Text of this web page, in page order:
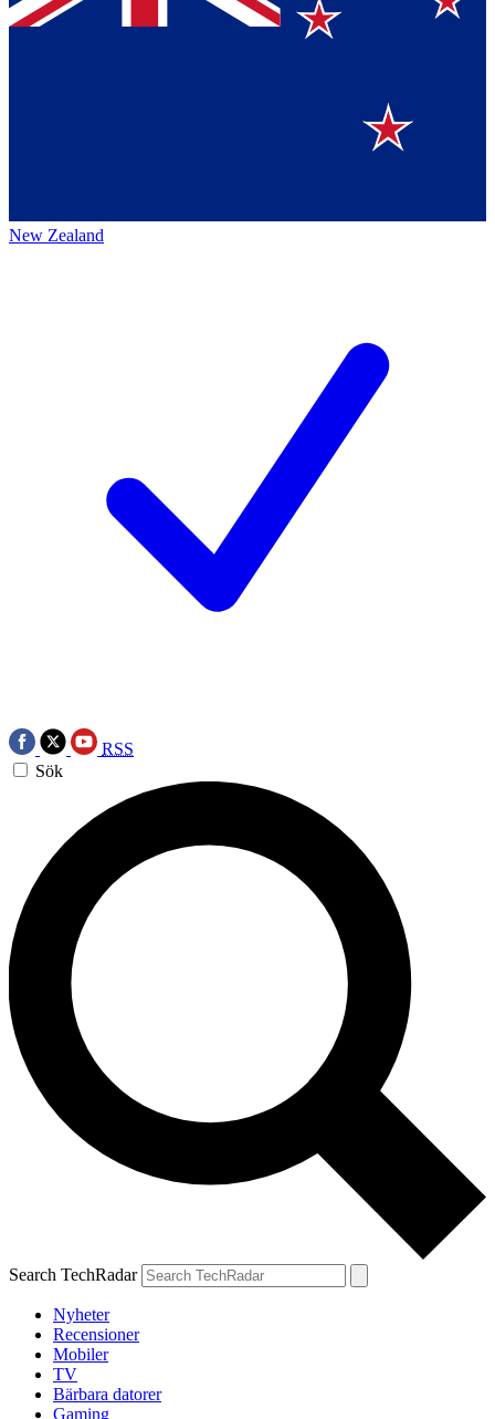
New Zealand
RSS
Sök
Search TechRadar
Nyheter
Recensioner
Mobiler
TV
Bärbara datorer
Gaming